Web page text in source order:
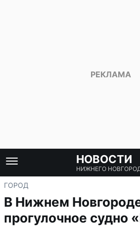
НОВОСТИ
НИЖНЕГО
ГОРОД
В Нижнем
прогулочное судно